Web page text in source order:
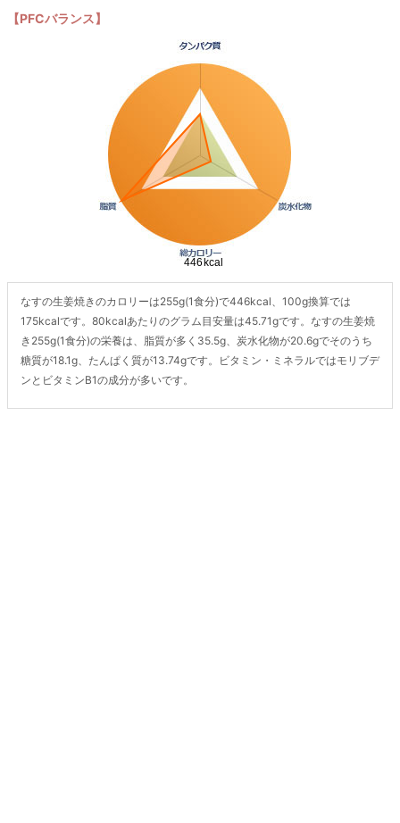
【PFCバランス】
なすの生姜焼きのカロリーは255g(1食分)で446kcal、100g換算では
175kcalです。80kcalあたりのグラム目安量は45.71gです。なすの生姜焼
き255g(1食分)の栄養は、脂質が多く35.5g、炭水化物が20.6gでそのうち
糖質が18.1g、たんぱく質が13.74gです。ビタミン・ミネラルではモリブデ
ンとビタミンB1の成分が多いです。